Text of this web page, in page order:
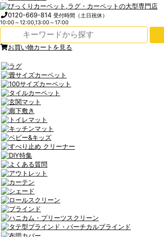
0120-669-814受付時間（土日祝休）
10:00～12:00,13:00～17:00
お買い物カートを見る